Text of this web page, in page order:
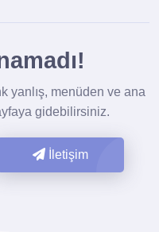
yanlış, menüden ve ana
gidebilirsiniz.
İletişim